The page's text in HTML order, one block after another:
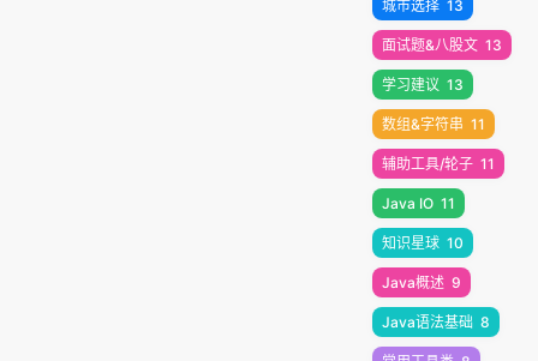
城市选择 13
面试题&八股文 13
学习建议 13
数组&字符串 11
辅助工具/轮子 11
Java IO 11
知识星球 10
Java概述 9
Java语法基础 8